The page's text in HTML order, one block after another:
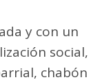
y con un
social,
chabón